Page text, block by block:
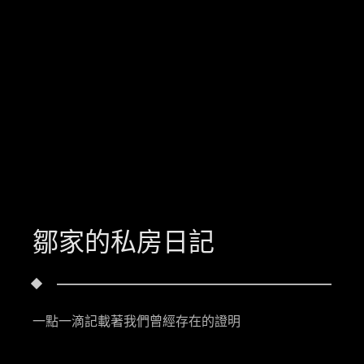
鄒家的私房日記
一點一滴記載著我們曾經存在的證明